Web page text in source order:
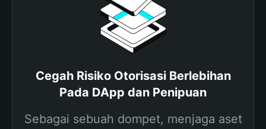
Cegah Risiko Otorisasi Berlebihan
Pada DApp dan Penipuan
Sebagai sebuah dompet, menjaga aset